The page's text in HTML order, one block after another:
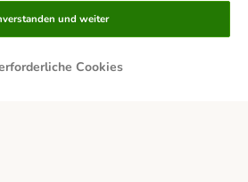
Rechnung Bankeinzug
Cookies
und weiter